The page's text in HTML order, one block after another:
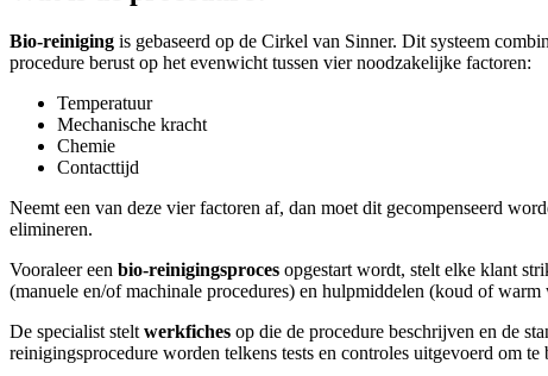
Bio-reiniging is gebaseerd op de Cirkel van Sinner. Dit systeem
procedure berust op het evenwicht tussen vier noodzakelijke factoren:
Temperatuur
Mechanische kracht
Chemie
Contacttijd
Neemt een van deze vier factoren af, dan moet dit gecompenseerd
elimineren.
Vooraleer een bio-reinigingsproces opgestart wordt, stelt elke klant
(manuele en/of machinale procedures) en hulpmiddelen (koud of
De specialist stelt werkfiches op die de procedure beschrijven en de
reinigingsprocedure worden telkens tests en controles uitgevoerd om